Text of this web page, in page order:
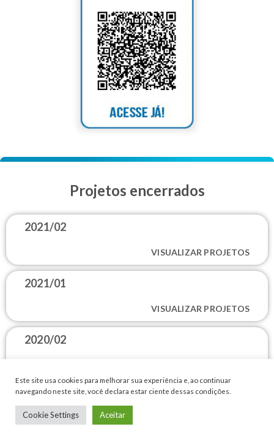
Este site usa cookies para melhorar sua experiência e, ao continuar
navegando neste site, você declara estar ciente dessas condições.
Cookie Settings Aceitar
Projetos encerrados
2021/02
VISUALIZAR PROJETOS
2021/01
VISUALIZAR PROJETOS
2020/02
2020/01